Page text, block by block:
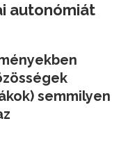
autonómiát
semmilyen